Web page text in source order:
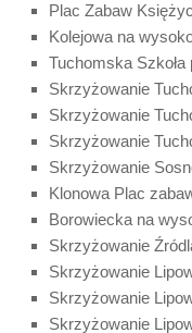
Plac Zabaw
Kolejowa na
Tuchomska
Skrzyżowanie
Skrzyżowanie
Skrzyżowanie
Skrzyżowanie
Klonowa Plac
Borowiecka na
Skrzyżowanie
Skrzyżowanie
Skrzyżowanie
Skrzyżowanie